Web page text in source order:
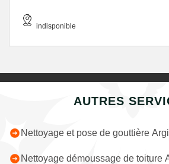
indisponible
AUTRES
Nettoyage et pose de gouttière
Nettoyage démoussage de toiture